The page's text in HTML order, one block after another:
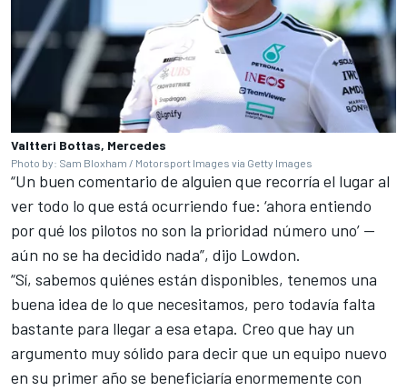
Valtteri Bottas, Mercedes
Photo by: Sam Bloxham / Motorsport Images via Getty Images
“Un buen comentario de alguien que recorría el lugar al
ver todo lo que está ocurriendo fue: ‘ahora entiendo
por qué los pilotos no son la prioridad número uno’ —
aún no se ha decidido nada”, dijo Lowdon.
“Sí, sabemos quiénes están disponibles, tenemos una
buena idea de lo que necesitamos, pero todavía falta
bastante para llegar a esa etapa. Creo que hay un
argumento muy sólido para decir que un equipo nuevo
en su primer año se beneficiaría enormemente con